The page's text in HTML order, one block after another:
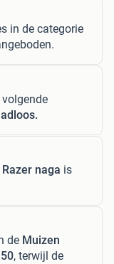
in de categorie
volgende
Razer naga is
de Muizen
, terwijl de